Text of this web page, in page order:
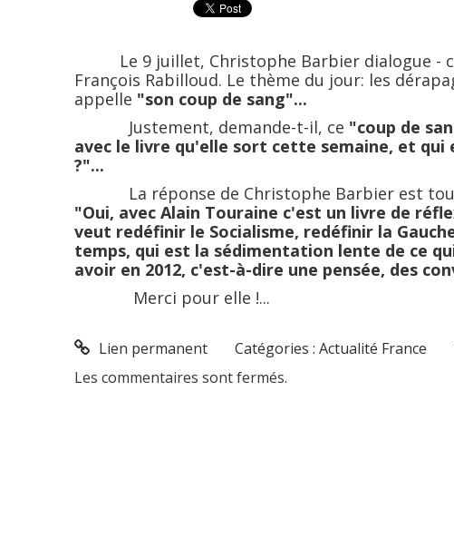
Le 9 juillet, Christophe Barbier dialogue -
François Rabilloud. Le thème du jour: les
appelle "son coup de sang"...
Justement, demande-t-il, ce "coup de
avec le livre qu'elle sort cette semaine, et
?"...
La réponse de Christophe Barbier est
"Oui, avec Alain Touraine c'est un livre de
veut redéfinir le Socialisme, redéfinir la
temps, qui est la sédimentation lente de ce
avoir en 2012, c'est-à-dire une pensée, des
Merci pour elle !...
Lien permanent Catégories :Actualité France
Les commentaires sont fermés.